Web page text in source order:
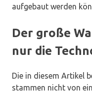
aufgebaut werden
Der große
nur die
Die in diesem Artikel
stammen nicht von